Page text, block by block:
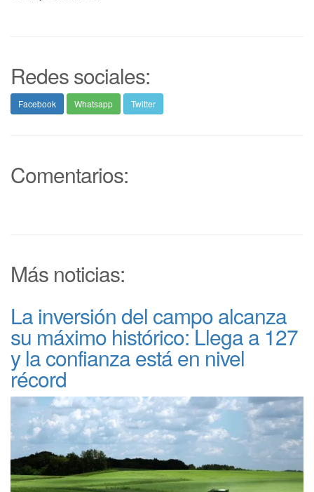
Redes sociales:
Facebook Whatsapp Twitter
Comentarios:
Más noticias:
La inversión del campo alcanza
su máximo histórico: Llega a 127
y la confianza está en nivel
récord